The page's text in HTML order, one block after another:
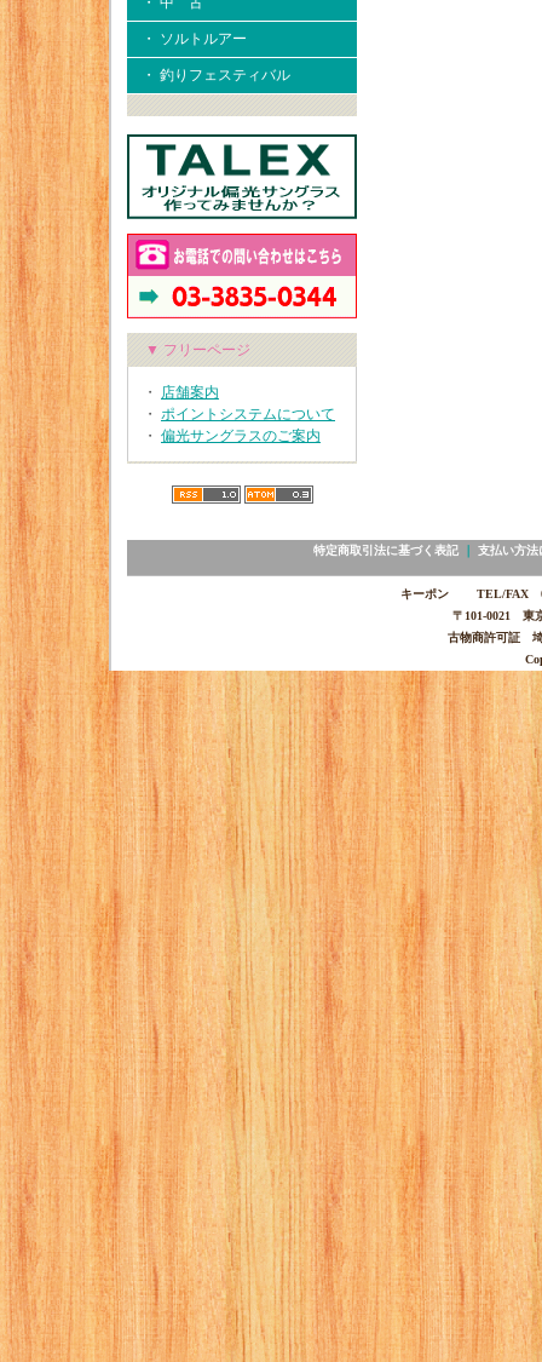
・ ソルトルアー
・ 釣りフェスティバル
▼ フリーページ
・ 店舗案内
・ ポイントシステムについて
・ 偏光サングラスのご案内
特定商取引法に基づく表記｜ 支払い方法
キーポン TEL/FAX
〒101-0021 東
古物商許可証